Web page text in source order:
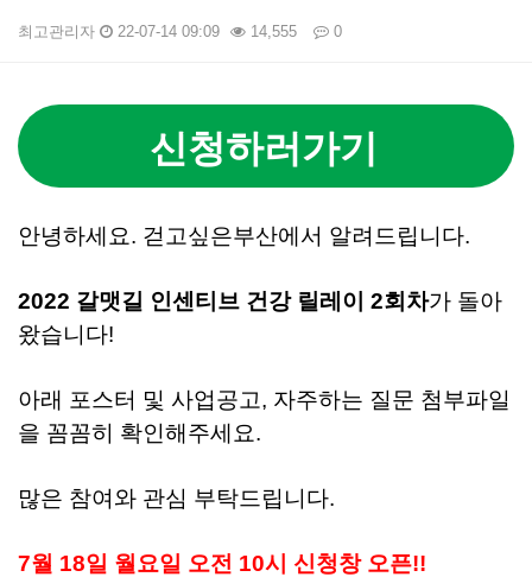
최고관리자 22-07-14 09:09 14,555 0
신청하러가기
안녕하세요. 걷고싶은부산에서 알려드립니다.
2022 갈맷길 인센티브 건강 릴레이 2회차가 돌아
왔습니다!
아래 포스터 및 사업공고, 자주하는 질문 첨부파일
을 꼼꼼히 확인해주세요.
많은 참여와 관심 부탁드립니다.
7월 18일 월요일 오전 10시 신청창 오픈!!